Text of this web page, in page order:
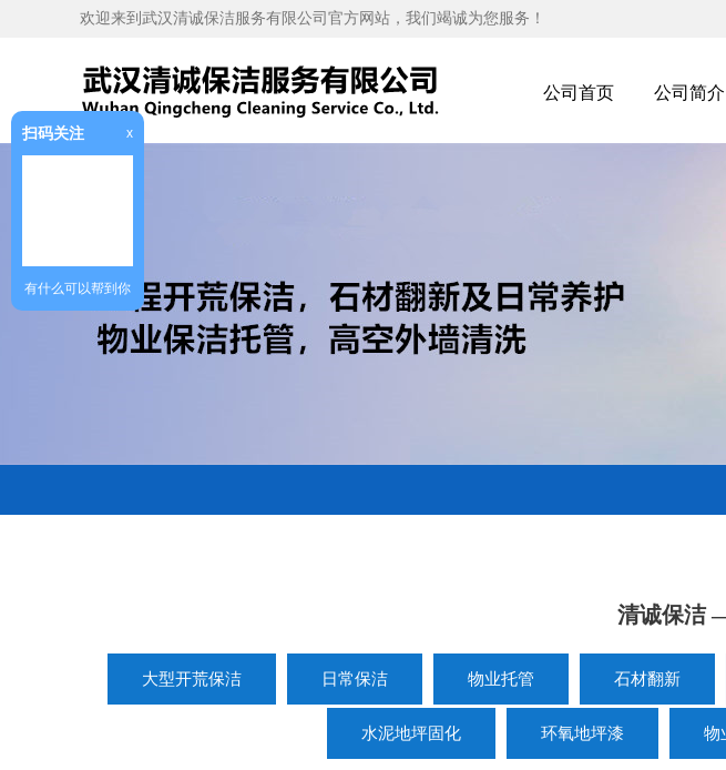
扫码关注 x
有什么可以帮到你
欢迎来到武汉清诚保洁服务有限公司官方网站，我们竭诚为您服务！
公司首页 公司简介
清诚保洁
大型开荒保洁 日常保洁 物业托管 石材翻新
水泥地坪固化 环氧地坪漆 物